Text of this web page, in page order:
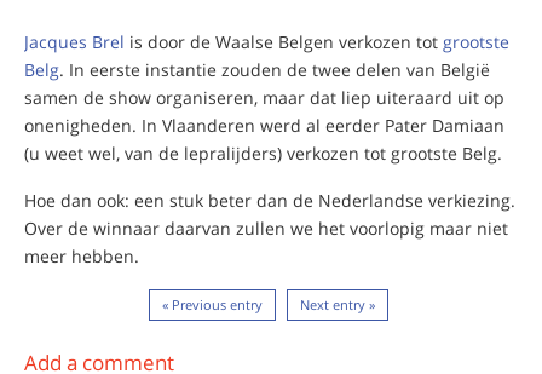
Jacques Brel is door de Waalse Belgen verkozen tot grootste
Belg. In eerste instantie zouden de twee delen van België
samen de show organiseren, maar dat liep uiteraard uit op
onenigheden. In Vlaanderen werd al eerder Pater Damiaan
(u weet wel, van de lepralijders) verkozen tot grootste Belg.
Hoe dan ook: een stuk beter dan de Nederlandse verkiezing.
Over de winnaar daarvan zullen we het voorlopig maar niet
meer hebben.
« Previous entry Next entry »
Add a comment